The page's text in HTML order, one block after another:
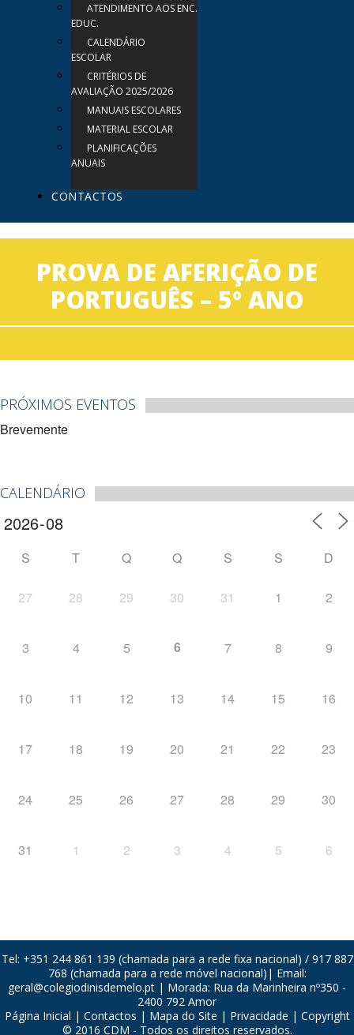
ATENDIMENTO AOS ENC.
EDUC.
CALENDÁRIO
ESCOLAR
CRITÉRIOS DE
AVALIAÇÃO 2025/2026
MANUAIS ESCOLARES
MATERIAL ESCOLAR
PLANIFICAÇÕES
ANUAIS
CONTACTOS
PROVA DE AFERIÇÃO DE
PORTUGUÊS – 5º ANO
PRÓXIMOS EVENTOS
Brevemente
CALENDÁRIO
S T Q Q S S D
27 28 29 30 31 1 2
3 4 5 6 7 8 9
10 11 12 13 14 15 16
17 18 19 20 21 22 23
24 25 26 27 28 29 30
31 1 2 3 4 5 6
Tel: +351 244 861 139 (chamada para a rede fixa nacional) / 917 887
768 (chamada para a rede móvel nacional)| Email:
geral@colegiodinisdemelo.pt | Morada: Rua da Marinheira nº350 -
2400 792 Amor
Página Inicial | Contactos | Mapa do Site | Privacidade | Copyright
© 2016 CDM - Todos os direitos reservados.